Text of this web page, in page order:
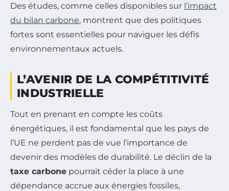
Des études, comme celles disponibles sur l’impact
du bilan carbone, montrent que des politiques
fortes sont essentielles pour naviguer les défis
environnementaux actuels.
L’AVENIR DE LA COMPÉTITIVITÉ
INDUSTRIELLE
Tout en prenant en compte les coûts
énergétiques, il est fondamental que les pays de
l’UE ne perdent pas de vue l’importance de
devenir des modèles de durabilité. Le déclin de la
taxe carbone pourrait céder la place à une
dépendance accrue aux énergies fossiles,